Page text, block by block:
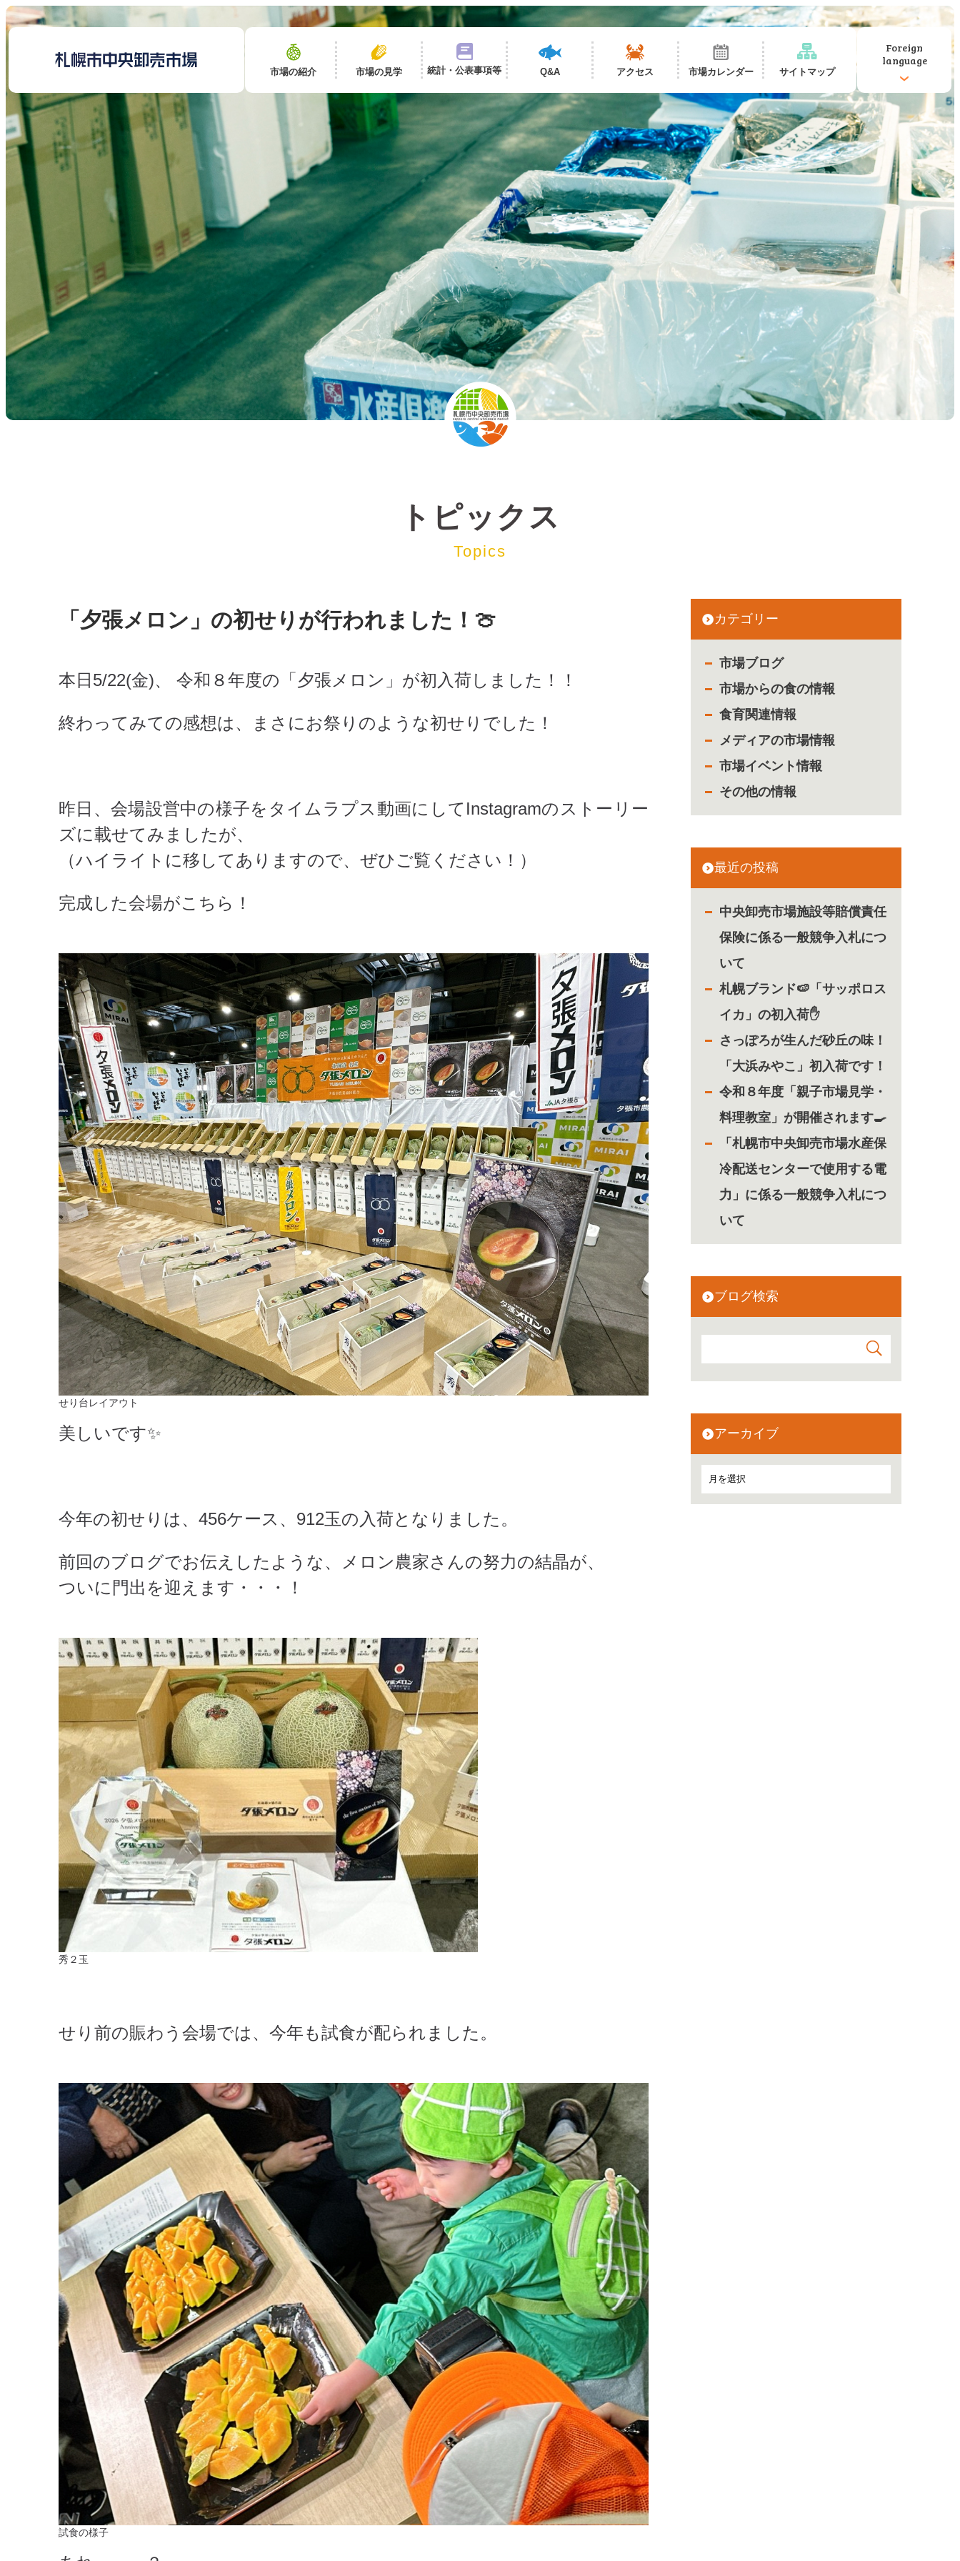
市場の紹介 市場の見学 統計・公表事項等 Q&A アクセス 市場カレンダー サイトマップ
Foreign
language
トピックス
Topics
カテゴリー
市場ブログ
市場からの食の情報
食育関連情報
メディアの市場情報
市場イベント情報
その他の情報
最近の投稿
中央卸売市場施設等賠償責任
保険に係る一般競争入札につ
いて
札幌ブランド🍉「サッポロス
イカ」の初入荷✋
さっぽろが生んだ砂丘の味！
「大浜みやこ」初入荷です！
令和８年度「親子市場見学・
料理教室」が開催されます🍳
「札幌市中央卸売市場水産保
冷配送センターで使用する電
力」に係る一般競争入札につ
いて
ブログ検索
アーカイブ
「夕張メロン」の初せりが行われました！🍈
本日5/22(金)、 令和８年度の「夕張メロン」が初入荷しました！！
終わってみての感想は、まさにお祭りのような初せりでした！
昨日、会場設営中の様子をタイムラプス動画にしてInstagramのストーリー
ズに載せてみましたが、
（ハイライトに移してありますので、ぜひご覧ください！）
完成した会場がこちら！
せり台レイアウト
美しいです✨
今年の初せりは、456ケース、912玉の入荷となりました。
前回のブログでお伝えしたような、メロン農家さんの努力の結晶が、
ついに門出を迎えます・・・！
秀２玉
せり前の賑わう会場では、今年も試食が配られました。
試食の様子